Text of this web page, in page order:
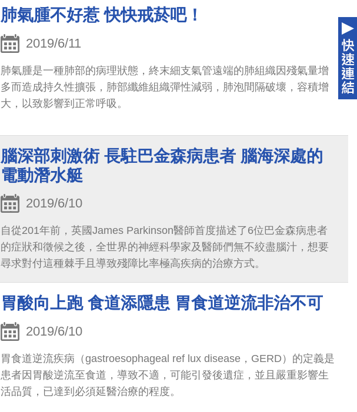
肺氣腫不好惹 快快戒菸吧！
2019/6/11
肺氣腫是一種肺部的病理狀態，終末細支氣管遠端的肺組織因殘氣量增
多而造成持久性擴張，肺部纖維組織彈性減弱，肺泡間隔破壞，容積增
大，以致影響到正常呼吸。
腦深部刺激術 長駐巴金森病患者 腦海深處的
電動潛水艇
2019/6/10
自從201年前，英國James Parkinson醫師首度描述了6位巴金森病患者
的症狀和徵候之後，全世界的神經科學家及醫師們無不絞盡腦汁，想要
尋求對付這種棘手且導致殘障比率極高疾病的治療方式。
胃酸向上跑 食道添隱患 胃食道逆流非治不可
2019/6/10
胃食道逆流疾病（gastroesophageal ref lux disease，GERD）的定義是
患者因胃酸逆流至食道，導致不適，可能引發後遺症，並且嚴重影響生
活品質，已達到必須延醫治療的程度。